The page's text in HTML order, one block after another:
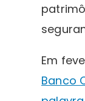
Em
Banco